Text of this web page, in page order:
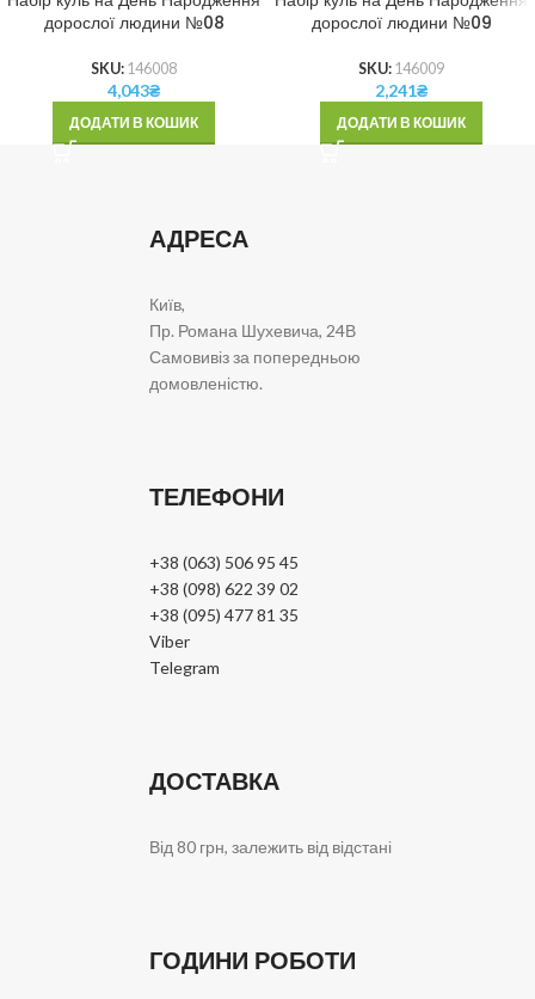
дорослої людини №08
SKU: 146008
4,043₴
ДОДАТИ В КОШИК
дорослої людини №09
SKU: 146009
2,241₴
ДОДАТИ В КОШИК
АДРЕСА
Київ,
Пр. Романа Шухевича, 24В
Самовивіз за попередньою
домовленістю.
ТЕЛЕФОНИ
+38 (063) 506 95 45
+38 (098) 622 39 02
+38 (095) 477 81 35
Viber
Telegram
ДОСТАВКА
Від 80 грн, залежить від відстані
ГОДИНИ РОБОТИ